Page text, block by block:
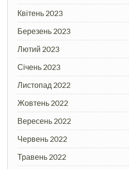
Квітень 2023
Березень 2023
Лютий 2023
Січень 2023
Листопад 2022
Жовтень 2022
Вересень 2022
Червень 2022
Травень 2022